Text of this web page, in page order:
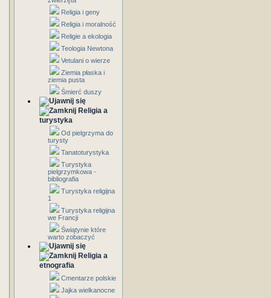
Religia i geny
Religia i moralność
Religie a ekologia
Teologia Newtona
Vetulani o wierze
Ziemia płaska i
ziemia pusta
Śmierć duszy
Religia a
turystyka
Od pielgrzyma do
turysty
Tanatoturystyka
Turystyka
pielgrzymkowa -
bibliografia
Turystyka religijna
1
Turystyka religijna
we Francji
Świątynie które
warto zobaczyć
Religia a
etnografia
Cmentarze polskie
Jajka wielkanocne